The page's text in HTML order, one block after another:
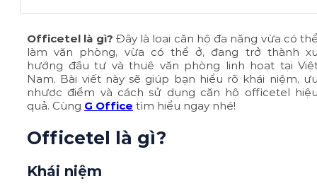
Officetel là gì? Đây là loại căn hộ đa năng vừa có
làm văn phòng, vừa có thể ở, đang trở thành
hướng đầu tư và thuê văn phòng linh hoạt tại
Nam. Bài viết này sẽ giúp bạn hiểu rõ khái niệm,
nhược điểm và cách sử dụng căn hộ officetel
quả. Cùng G Office tìm hiểu ngay nhé!
Officetel là gì?
Khái niệm